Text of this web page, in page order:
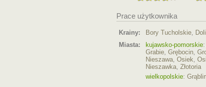
Prace użytkownika
Krainy: Bory Tucholskie,
Miasta:
kujawsko-pomorskie:
Grabie, Grębocin,
Nieszawa, Osiek,
Nieszawka, Złotoria
wielkopolskie: